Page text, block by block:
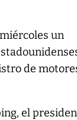
un
de
el